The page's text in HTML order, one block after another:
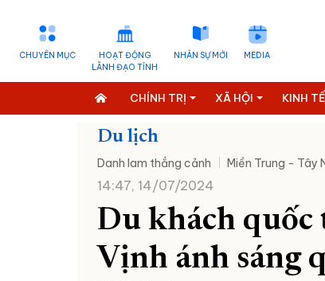
CHUYÊN MỤC
HOẠT ĐỘNG
LÃNH ĐẠO TỈNH
NHÂN SỰ MỚI MEDIA
CHÍNH TRỊ XÃ HỘI KINH TẾ
Du lịch
Danh lam thắng cảnh Miền Trung - Tây
14:47, 14/07/2024
Du khách
Vịnh ánh sáng